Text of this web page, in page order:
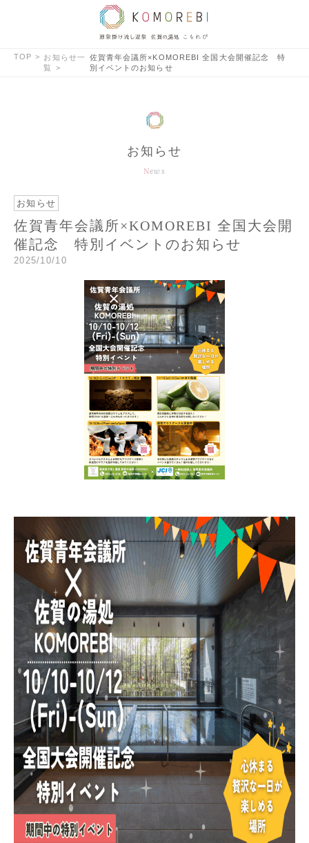
TOP
お知らせ一
覧
佐賀青年会議所×KOMOREBI 全国大会開催記念 特
別イベントのお知らせ
お知らせ
News
お知らせ
佐賀青年会議所×KOMOREBI 全国大会開
催記念 特別イベントのお知らせ
2025/10/10